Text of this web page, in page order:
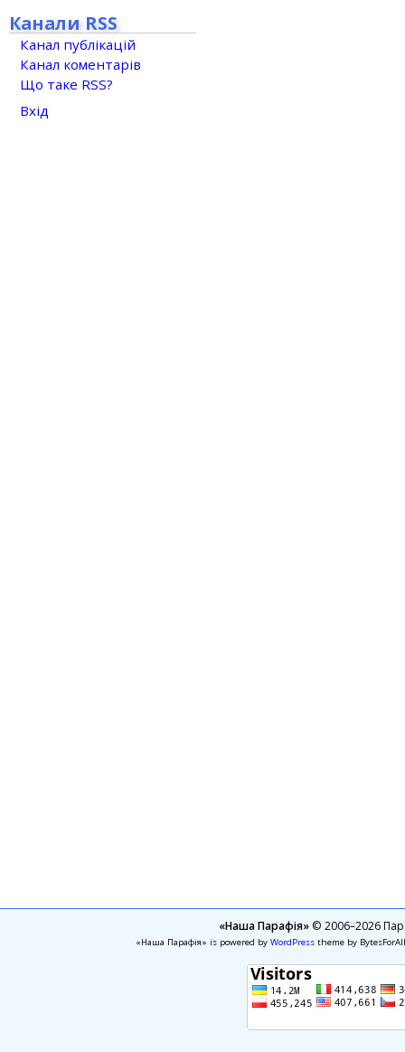
Канали RSS
Канал публікацій
Канал коментарів
Що таке RSS?
Вхід
«Наша Парафія»© 2006–2026
«Наша Парафія» is powered by WordPresstheme by